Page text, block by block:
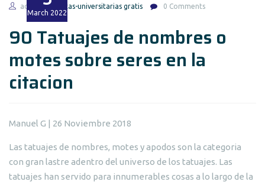
March 2022
admin citas-universitarias gratis 0 Comments
90 Tatuajes de nombres o
motes sobre seres en la
citacion
Manuel G | 26 Noviembre 2018
Las tatuajes de nombres, motes y apodos son la categoria
con gran lastre adentro del universo de los tatuajes. Las
tatuajes han servido para innumerables cosas a lo largo de la